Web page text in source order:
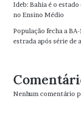
Ideb: Bahia é o
no Ensino Médio
População fecha a
estrada após série de
Nenhum comentário